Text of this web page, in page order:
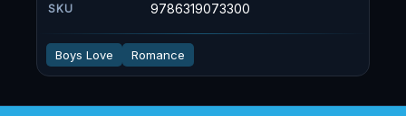
SKU 9786319073300
Boys Love Romance